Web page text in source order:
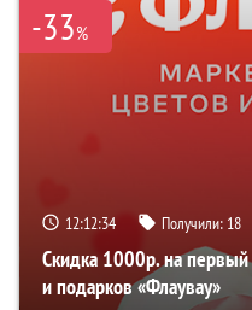
-33%
12:12:33 Получили: 18
Скидка 1000р. на первый
и подарков «Флаувау»